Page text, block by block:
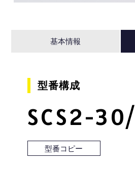
基本情報
型番構成
SCS2-
型番コピー